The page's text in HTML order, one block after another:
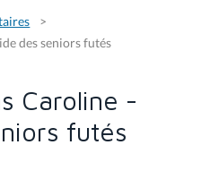
des seniors futés
Caroline -
futés